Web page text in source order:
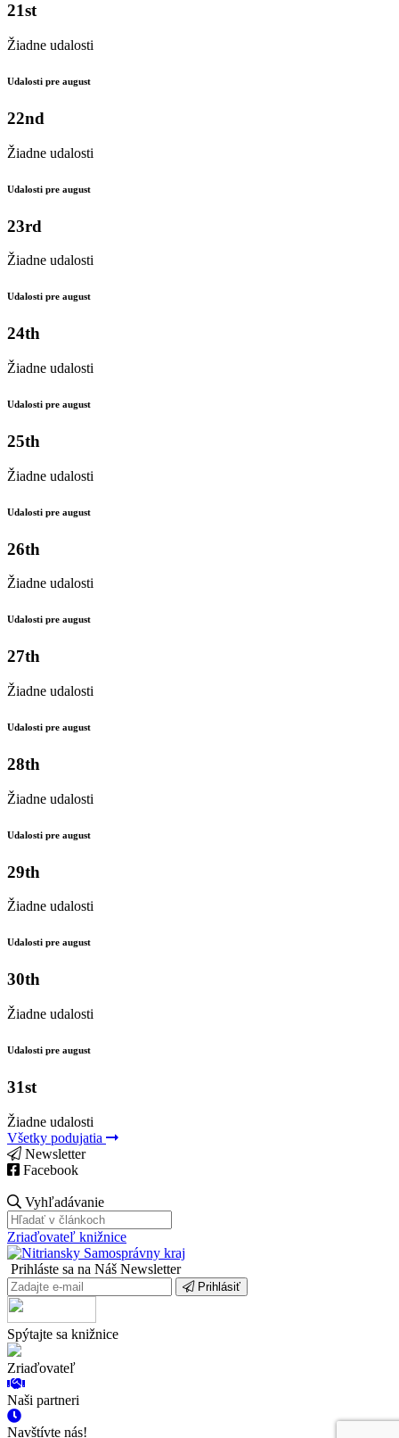
21st
Žiadne udalosti
Udalosti pre august
22nd
Žiadne udalosti
Udalosti pre august
23rd
Žiadne udalosti
Udalosti pre august
24th
Žiadne udalosti
Udalosti pre august
25th
Žiadne udalosti
Udalosti pre august
26th
Žiadne udalosti
Udalosti pre august
27th
Žiadne udalosti
Udalosti pre august
28th
Žiadne udalosti
Udalosti pre august
29th
Žiadne udalosti
Udalosti pre august
30th
Žiadne udalosti
Udalosti pre august
31st
Žiadne udalosti
Všetky podujatia
Newsletter
Facebook
Vyhľadávanie
Zriaďovateľ knižnice
Prihláste sa na Náš Newsletter
Prihlásiť
Spýtajte sa knižnice
Zriaďovateľ
Naši partneri
Navštívte nás!